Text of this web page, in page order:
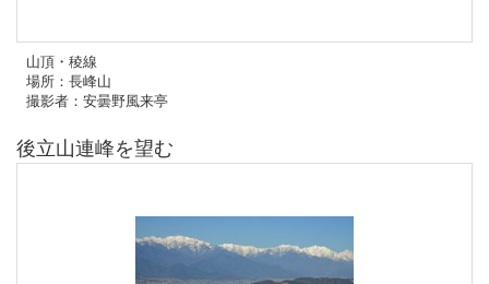
山頂・稜線
場所：長峰山
撮影者：安曇野風来亭
後立山連峰を望む